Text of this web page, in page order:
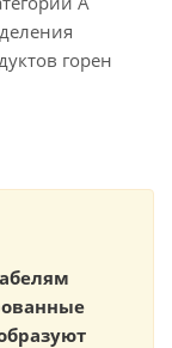
горен